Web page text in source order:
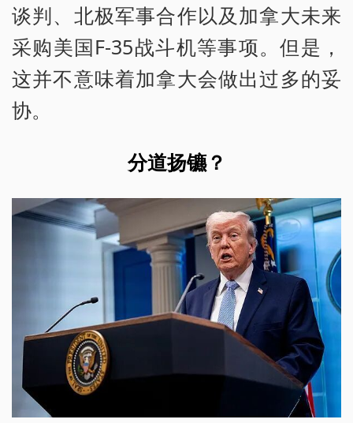
谈判、北极军事合作以及加拿大未来
采购美国F-35战斗机等事项。但是，
这并不意味着加拿大会做出过多的妥
协。
分道扬镳？